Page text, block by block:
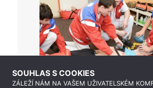
SOUHLAS S COOKIES
ZÁLEŽÍ NÁM NA VAŠEM UŽIVATELSKÉM